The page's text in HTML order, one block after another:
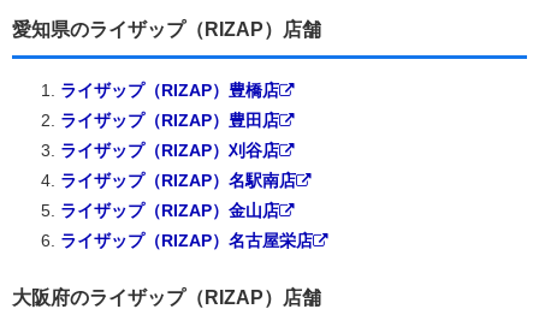
愛知県のライザップ（RIZAP）店舗
ライザップ（RIZAP）豊橋店
ライザップ（RIZAP）豊田店
ライザップ（RIZAP）刈谷店
ライザップ（RIZAP）名駅南店
ライザップ（RIZAP）金山店
ライザップ（RIZAP）名古屋栄店
大阪府のライザップ（RIZAP）店舗